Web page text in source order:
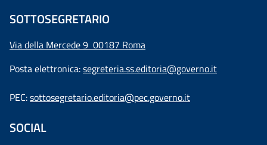
SOTTOSEGRETARIO
Via della Mercede 9 00187 Roma
Posta elettronica:segreteria.ss.editoria@governo.it
PEC:sottosegretario.editoria@pec.governo.it
SOCIAL